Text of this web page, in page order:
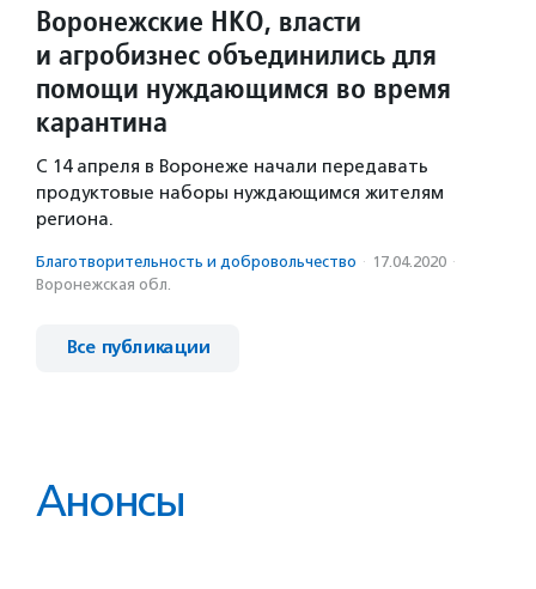
Воронежские НКО, власти
и агробизнес объединились для
помощи нуждающимся во время
карантина
С 14 апреля в Воронеже начали передавать
продуктовые наборы нуждающимся жителям
региона.
Благотвори­тель­ность и доброволь­чест­во · 17.04.2020 ·
Воронежская обл.
Все публикации
Анонсы